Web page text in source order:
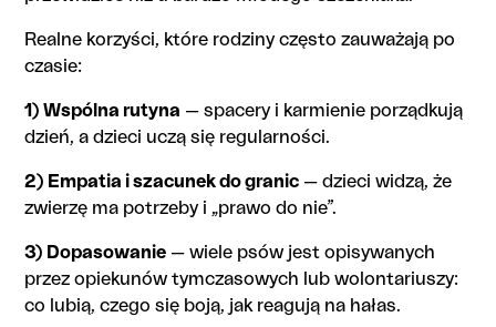
Realne korzyści, które rodziny często zauważają po
czasie:
1) Wspólna rutyna — spacery i karmienie porządkują
dzień, a dzieci uczą się regularności.
2) Empatia i szacunek do granic — dzieci widzą, że
zwierzę ma potrzeby i „prawo do nie”.
3) Dopasowanie — wiele psów jest opisywanych
przez opiekunów tymczasowych lub wolontariuszy:
co lubią, czego się boją, jak reagują na hałas.